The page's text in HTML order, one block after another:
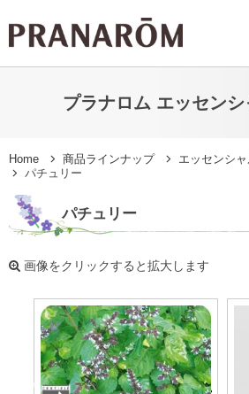
プラナロム エッセン
Home 商品ラインナップ エッセンシ
パチュリー
パチュリー
画像をクリックすると拡大します